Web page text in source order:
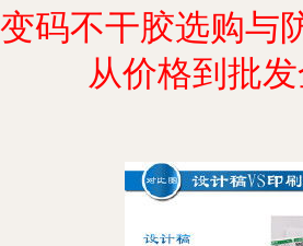
变码不干胶选购与
从价格到批